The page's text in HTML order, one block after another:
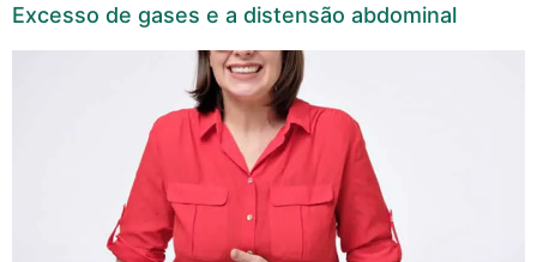
Excesso de gases e a distensão abdominal